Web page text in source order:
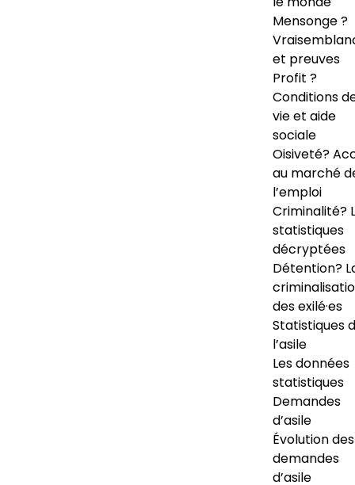
Mensonge ?
et preuves
Profit ?
Conditions
vie et aide
sociale
Oisiveté?
au marché
l’emploi
Criminalité?
statistiques
décryptées
Détention?
des exilé·es
Statistiques
l’asile
Les données
statistiques
Demandes
d’asile
Évolution des
demandes
d’asile